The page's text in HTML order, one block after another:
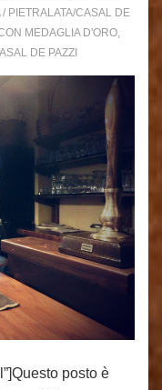
PIETRALATA/CASAL DE
MEDAGLIA D'ORO,
DE PAZZI
posto è